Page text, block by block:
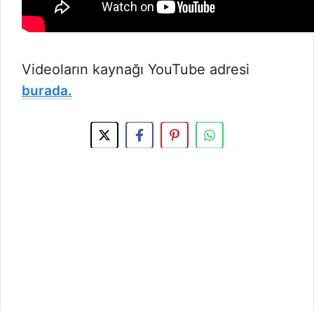
Videoların kaynağı YouTube adresi
burada.